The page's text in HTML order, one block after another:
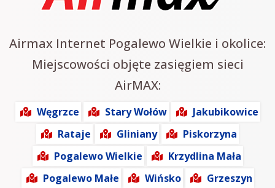
Airmax Internet Pogalewo Wielkie i okolice:
Miejscowości objęte zasięgiem sieci
AirMAX:
Węgrzce Stary Wołów
Jakubikowice
Rataje
Gliniany
Piskorzyna
Pogalewo Wielkie
Krzydlina Mała
Pogalewo Małe
Wińsko
Grzeszyn